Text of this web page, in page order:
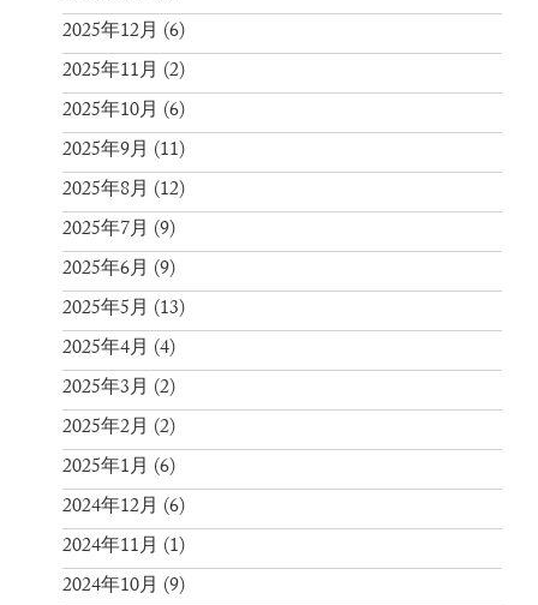
2025年12月 (6)
2025年11月 (2)
2025年10月 (6)
2025年9月 (11)
2025年8月 (12)
2025年7月 (9)
2025年6月 (9)
2025年5月 (13)
2025年4月 (4)
2025年3月 (2)
2025年2月 (2)
2025年1月 (6)
2024年12月 (6)
2024年11月 (1)
2024年10月 (9)